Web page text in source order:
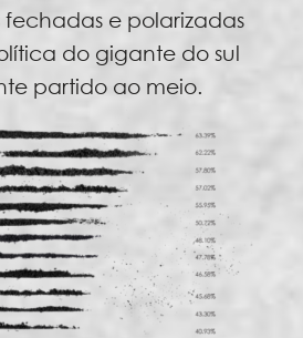
fechadas e polarizadas
do gigante do sul
partido ao meio.